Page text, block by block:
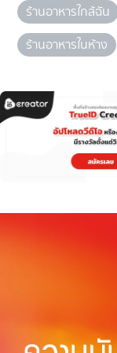
ร้านอาหารใกล้ฉัน
ร้านอาหารในห้าง